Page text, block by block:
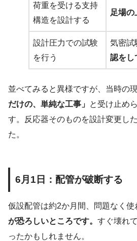
荷重を受ける支持
構造を設計する
足場の
設計圧力での試験
を行う
気密試
認をし
並べてみると異様ですが、当時の
だけの、単純な工事」 と受け止め
す。反応器そのものを設計変更し
た。
6月1日：配管が破断する
仮設配管は約2か月間、問題なく使
が恐ろしいところです。 すぐ壊れ
ったかもしれません。